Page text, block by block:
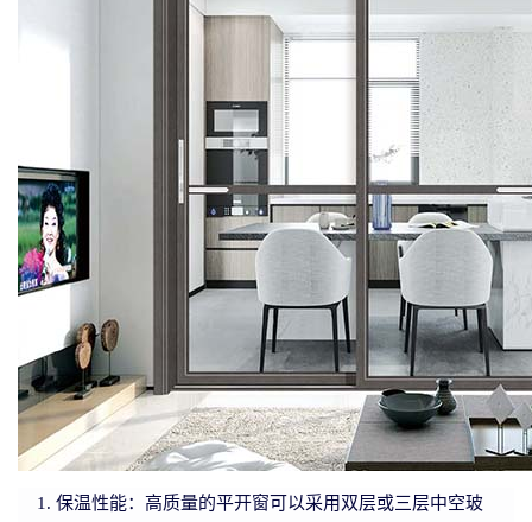
保温性能：高质量的平开窗可以采用双层或三层中空玻